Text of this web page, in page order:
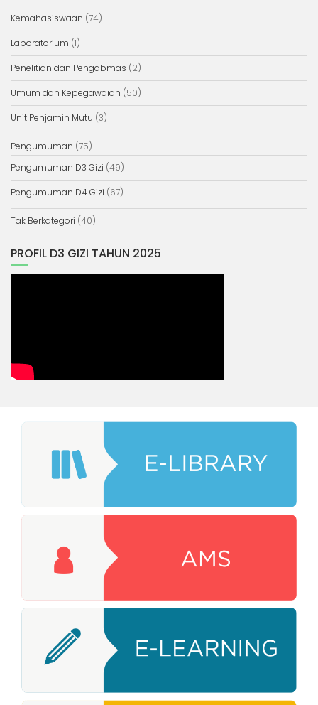
Kemahasiswaan (74)
Laboratorium (1)
Penelitian dan Pengabmas (2)
Umum dan Kepegawaian (50)
Unit Penjamin Mutu (3)
Pengumuman (75)
Pengumuman D3 Gizi (49)
Pengumuman D4 Gizi (67)
Tak Berkategori (40)
PROFIL D3 GIZI TAHUN 2025